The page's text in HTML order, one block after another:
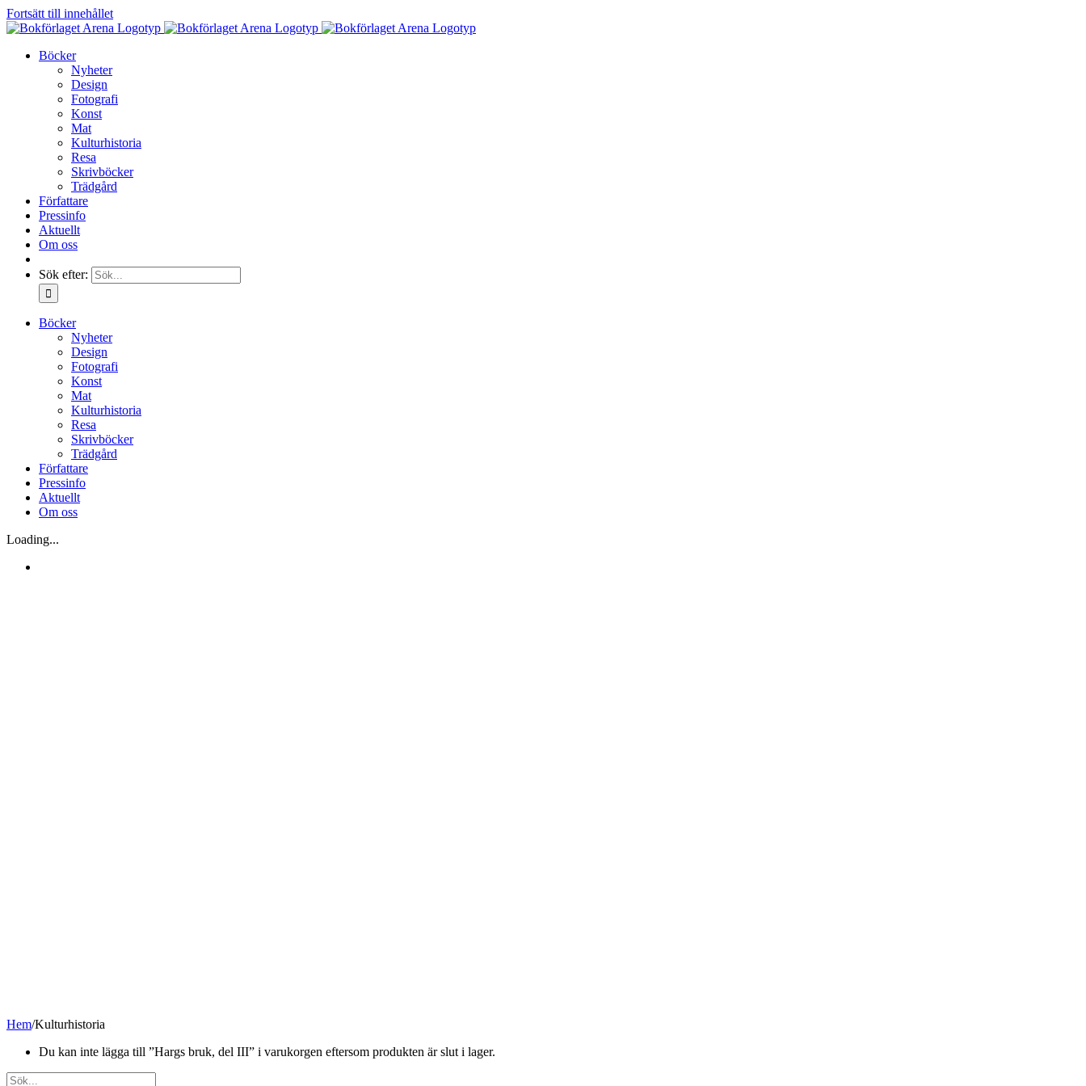
Fortsätt till innehållet
Böcker
Nyheter
Design
Fotografi
Konst
Mat
Kulturhistoria
Resa
Skrivböcker
Trädgård
Författare
Pressinfo
Aktuellt
Om oss
Sök efter:
Böcker
Nyheter
Design
Fotografi
Konst
Mat
Kulturhistoria
Resa
Skrivböcker
Trädgård
Författare
Pressinfo
Aktuellt
Om oss
Loading...
Hem/Kulturhistoria
Du kan inte lägga till ”Hargs bruk, del III” i varukorgen eftersom produkten är slut i lager.